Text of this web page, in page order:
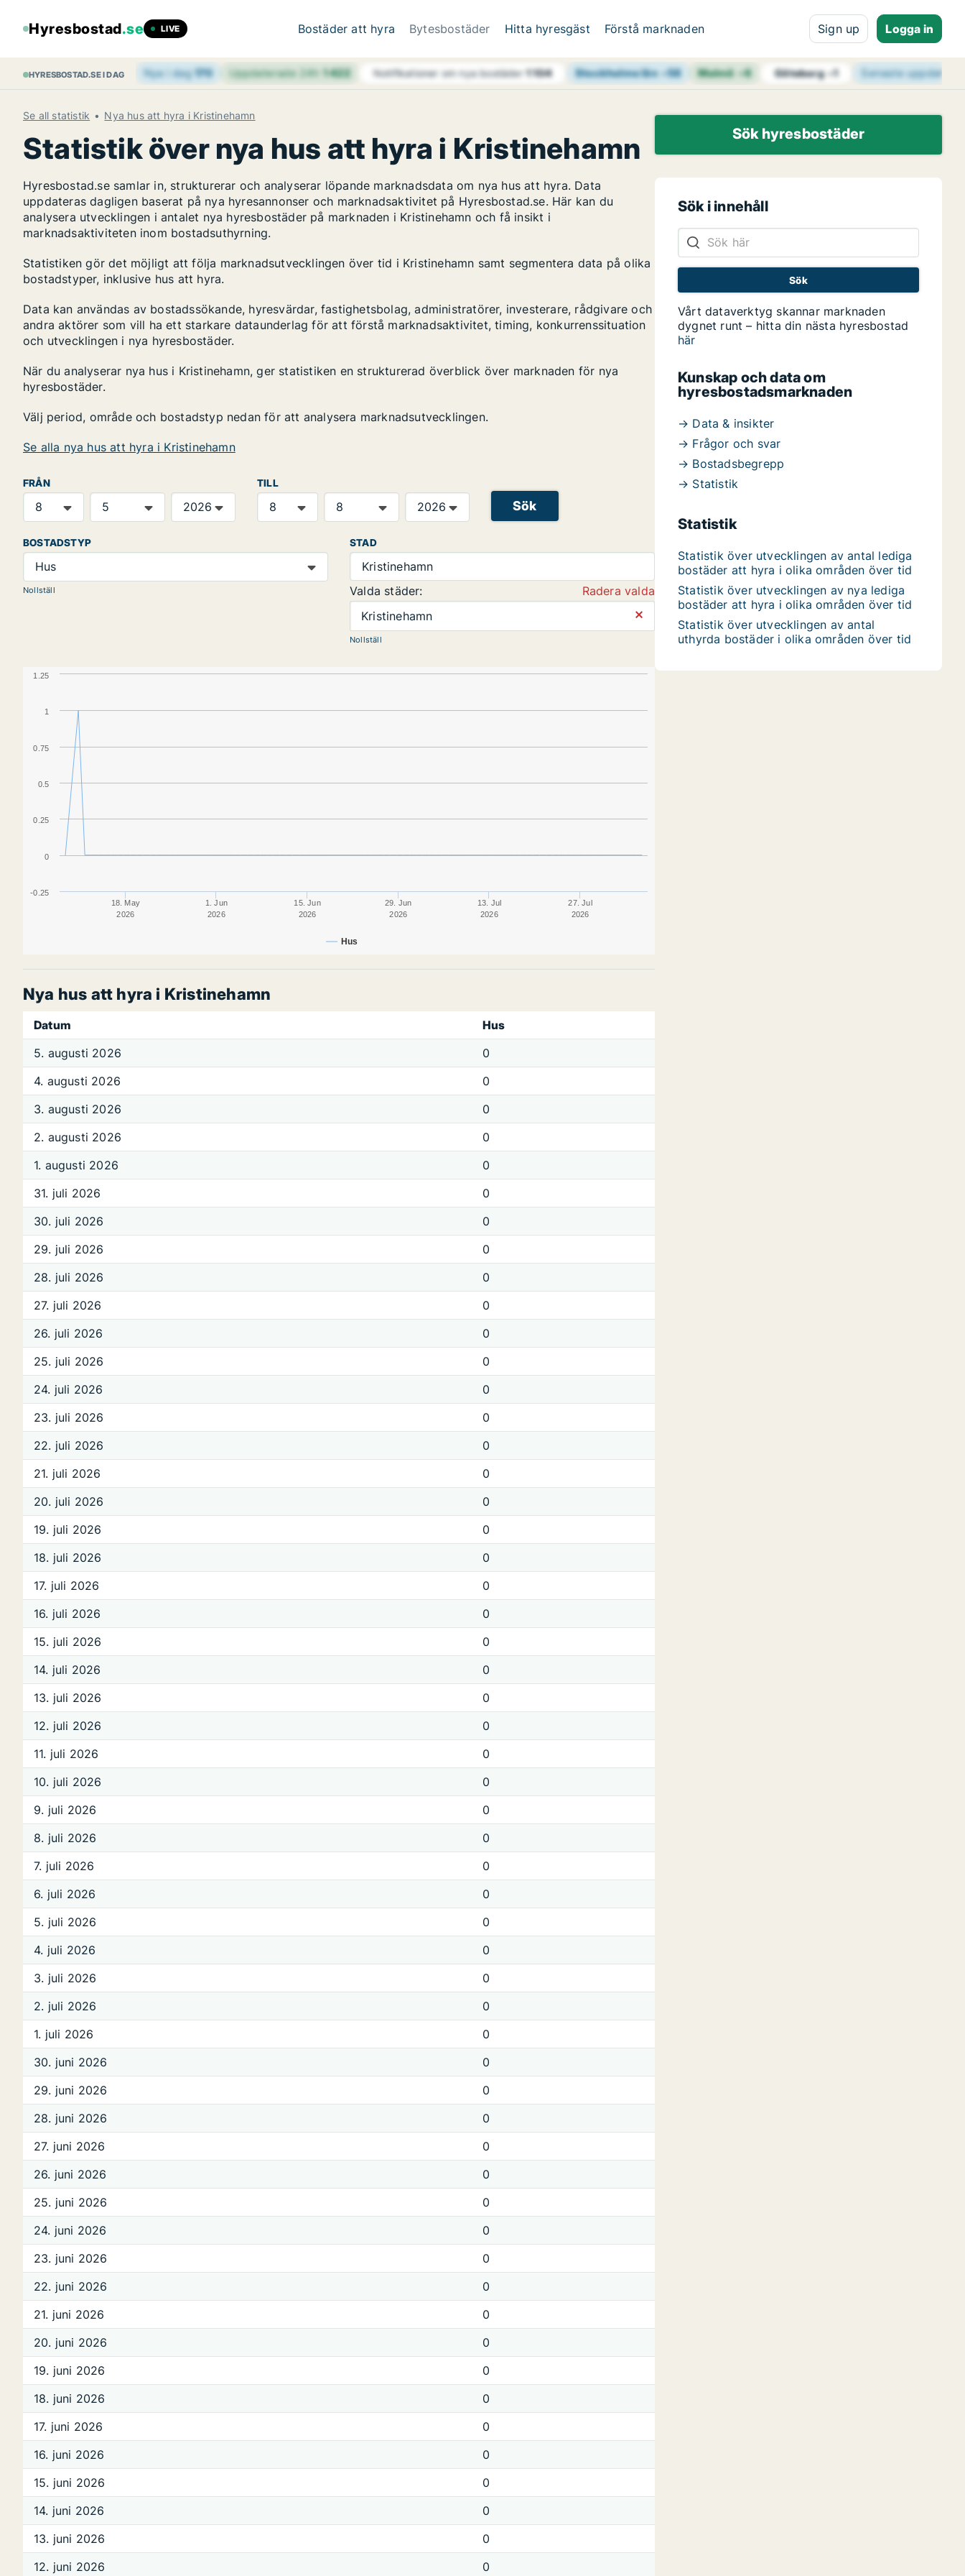
Hyresbostad.se LIVE Bostäder att hyra Bytesbostäder Hitta hyresgäst Förstå marknaden Sign up Logga in
HYRESBOSTAD.SE I DAG Nya i dag170 Uppdaterade 24h 1 422 Notifikationer om nya bostäder 1 104 Stockholms län+58 Malmö+6 Göteborg+1 Senaste
Se all statistik Nya hus att hyra i Kristinehamn
Statistik över nya hus att hyra i Kristinehamn
Hyresbostad.se samlar in, strukturerar och analyserar löpande marknadsdata om nya hus att hyra. Data
uppdateras dagligen baserat på nya hyresannonser och marknadsaktivitet på Hyresbostad.se. Här kan du
analysera utvecklingen i antalet nya hyresbostäder på marknaden i Kristinehamn och få insikt i
marknadsaktiviteten inom bostadsuthyrning.
Statistiken gör det möjligt att följa marknadsutvecklingen över tid i Kristinehamn samt segmentera data på olika
bostadstyper, inklusive hus att hyra.
Data kan användas av bostadssökande, hyresvärdar, fastighetsbolag, administratörer, investerare, rådgivare och
andra aktörer som vill ha ett starkare dataunderlag för att förstå marknadsaktivitet, timing, konkurrenssituation
och utvecklingen i nya hyresbostäder.
När du analyserar nya hus i Kristinehamn, ger statistiken en strukturerad överblick över marknaden för nya
hyresbostäder.
Välj period, område och bostadstyp nedan för att analysera marknadsutvecklingen.
Se alla nya hus att hyra i Kristinehamn
FRÅN TILL
Sök
BOSTADSTYP
Hus
Nollställ
STAD
Kristinehamn
Valda städer:
Radera valda
Kristinehamn
⨯
Nollställ
Hus
18. May
2026
1. Jun
2026
15. Jun
2026
29. Jun
2026
13. Jul
2026
27. Jul
2026
0
1
-0.25
0.25
0.5
0.75
1.25
Nya hus att hyra i Kristinehamn
Datum
Hus
5. augusti 2026
0
4. augusti 2026
0
3. augusti 2026
0
2. augusti 2026
0
1. augusti 2026
0
31. juli 2026
0
30. juli 2026
0
29. juli 2026
0
28. juli 2026
0
27. juli 2026
0
26. juli 2026
0
25. juli 2026
0
24. juli 2026
0
23. juli 2026
0
22. juli 2026
0
21. juli 2026
0
20. juli 2026
0
19. juli 2026
0
18. juli 2026
0
17. juli 2026
0
16. juli 2026
0
15. juli 2026
0
14. juli 2026
0
13. juli 2026
0
12. juli 2026
0
11. juli 2026
0
10. juli 2026
0
9. juli 2026
0
8. juli 2026
0
7. juli 2026
0
6. juli 2026
0
5. juli 2026
0
4. juli 2026
0
3. juli 2026
0
2. juli 2026
0
1. juli 2026
0
30. juni 2026
0
29. juni 2026
0
28. juni 2026
0
27. juni 2026
0
26. juni 2026
0
25. juni 2026
0
24. juni 2026
0
23. juni 2026
0
22. juni 2026
0
21. juni 2026
0
20. juni 2026
0
19. juni 2026
0
18. juni 2026
0
17. juni 2026
0
16. juni 2026
0
15. juni 2026
0
14. juni 2026
0
13. juni 2026
0
12. juni 2026
0
Sök hyresbostäder
Sök i innehåll
Vårt dataverktyg skannar marknaden
dygnet runt – hitta din nästa hyresbostad
här
Kunskap och data om
hyresbostadsmarknaden
→ Data & insikter
→ Frågor och svar
→ Bostadsbegrepp
→ Statistik
Statistik
Statistik över utvecklingen av antal lediga
bostäder att hyra i olika områden över tid
Statistik över utvecklingen av nya lediga
bostäder att hyra i olika områden över tid
Statistik över utvecklingen av antal
uthyrda bostäder i olika områden över tid